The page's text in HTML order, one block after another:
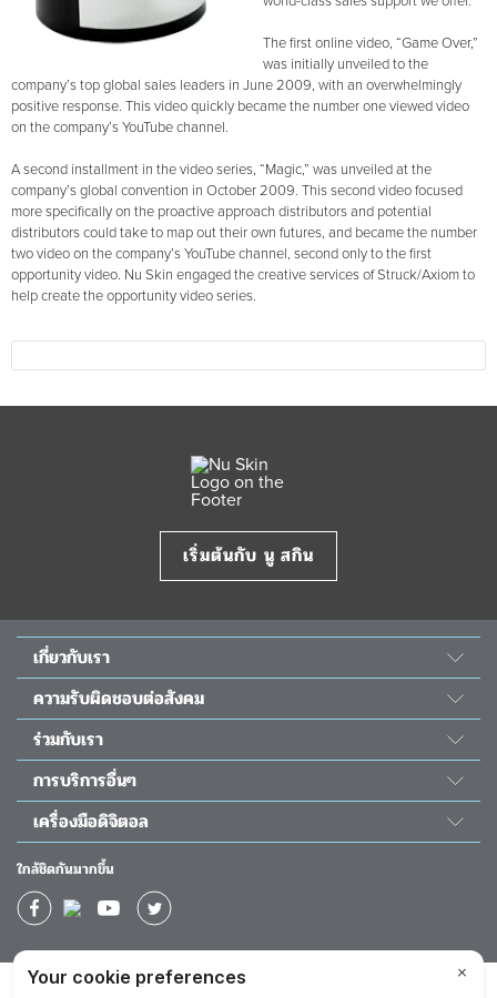
The first online video, “Game Over,”
was initially unveiled to the
company’s top global sales leaders in June 2009, with an overwhelmingly
positive response. This video quickly became the number one viewed video
on the company’s YouTube channel.
A second installment in the video series, “Magic,” was unveiled at the
company’s global convention in October 2009. This second video focused
more specifically on the proactive approach distributors and potential
distributors could take to map out their own futures, and became the number
two video on the company’s YouTube channel, second only to the first
opportunity video. Nu Skin engaged the creative services of Struck/Axiom to
help create the opportunity video series.
เริ่มต้นกับ นู สกิน
เกี่ยวกับเรา
เรื่องราวของเรา
วิทยาศาสตร์ นู สกิน
ห้องข่าว&รางวัล
The Source
นักลงทุนสัมพันธ์
ความรับผิดชอบต่อสังคม
พลังแห่งความดี
โครงการนูริช เดอะ ชิลเดร้น
ความรับผิดชอบต่อสังคม
โครงการผ่าตัดหัวใจเด็ก
ร่วมกับเรา
สมัครเป็นตัวแทน
โอกาสทางธุรกิจ
กิจกรรม
ปฏิทินอบรม
ผลตอบแทนทางการเงิน
การบริการอื่นๆ
ติดต่อเรา
ช่วยเหลือ
ใบโปรโมชั่นประจำเดือน
ใบโปรโมชั่นยอดนิยม
แคตตาล็อก
การันตี 90 วัน Prysm Score
เครื่องมือดิจิตอล
แอป Nu Skin Stela
แอป TRME App
ใกล้ชิดกันมากขึ้น